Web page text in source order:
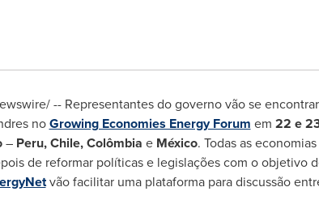
-- Representantes do governo vão se
noGrowing Economies Energy Forum em 22 e
– Peru,Chile, Colômbia e México. Todas as
de reformar políticas e legislações com o objetivo
vão facilitar uma plataforma para discussão